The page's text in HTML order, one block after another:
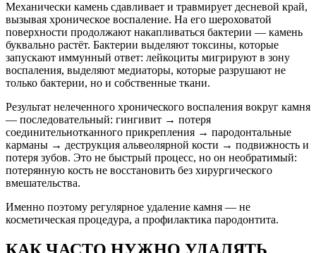
Механически камень сдавливает и травмирует десневой край,
вызывая хроническое воспаление. На его шероховатой
поверхности продолжают накапливаться бактерии — камень
буквально растёт. Бактерии выделяют токсины, которые
запускают иммунный ответ: лейкоциты мигрируют в зону
воспаления, выделяют медиаторы, которые разрушают не
только бактерии, но и собственные ткани.
Результат нелеченного хронического воспаления вокруг камня
— последовательный: гингивит → потеря
соединительнотканного прикрепления → пародонтальные
карманы → деструкция альвеолярной кости → подвижность и
потеря зубов. Это не быстрый процесс, но он необратимый:
потерянную кость не восстановить без хирургического
вмешательства.
Именно поэтому регулярное удаление камня — не
косметическая процедура, а профилактика пародонтита.